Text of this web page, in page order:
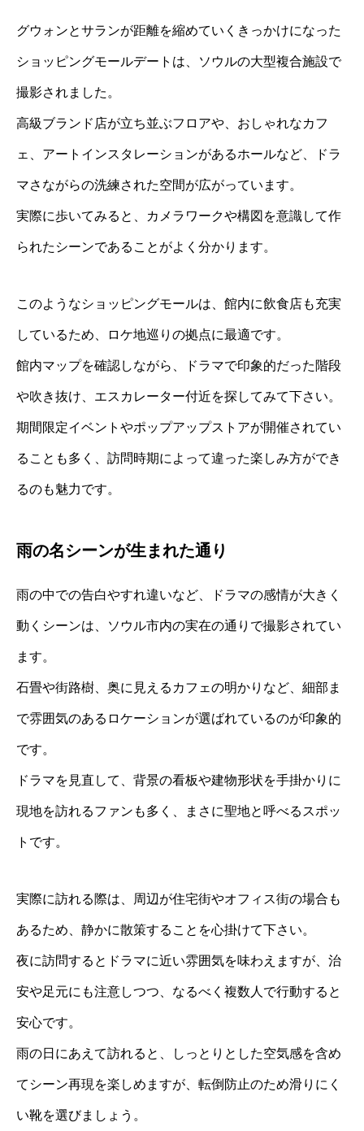
グウォンとサランが距離を縮めていくきっかけになった
ショッピングモールデートは、ソウルの大型複合施設で
撮影されました。
高級ブランド店が立ち並ぶフロアや、おしゃれなカフ
ェ、アートインスタレーションがあるホールなど、ドラ
マさながらの洗練された空間が広がっています。
実際に歩いてみると、カメラワークや構図を意識して作
られたシーンであることがよく分かります。
このようなショッピングモールは、館内に飲食店も充実
しているため、ロケ地巡りの拠点に最適です。
館内マップを確認しながら、ドラマで印象的だった階段
や吹き抜け、エスカレーター付近を探してみて下さい。
期間限定イベントやポップアップストアが開催されてい
ることも多く、訪問時期によって違った楽しみ方ができ
るのも魅力です。
雨の名シーンが生まれた通り
雨の中での告白やすれ違いなど、ドラマの感情が大きく
動くシーンは、ソウル市内の実在の通りで撮影されてい
ます。
石畳や街路樹、奥に見えるカフェの明かりなど、細部ま
で雰囲気のあるロケーションが選ばれているのが印象的
です。
ドラマを見直して、背景の看板や建物形状を手掛かりに
現地を訪れるファンも多く、まさに聖地と呼べるスポッ
トです。
実際に訪れる際は、周辺が住宅街やオフィス街の場合も
あるため、静かに散策することを心掛けて下さい。
夜に訪問するとドラマに近い雰囲気を味わえますが、治
安や足元にも注意しつつ、なるべく複数人で行動すると
安心です。
雨の日にあえて訪れると、しっとりとした空気感を含め
てシーン再現を楽しめますが、転倒防止のため滑りにく
い靴を選びましょう。